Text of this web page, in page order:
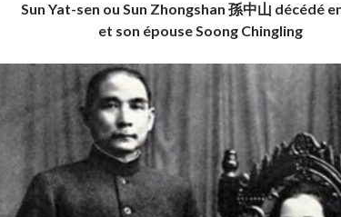
Sun Yat-sen ou Sun Zhongshan 孫中山 décédé
et son épouse Soong Chingling